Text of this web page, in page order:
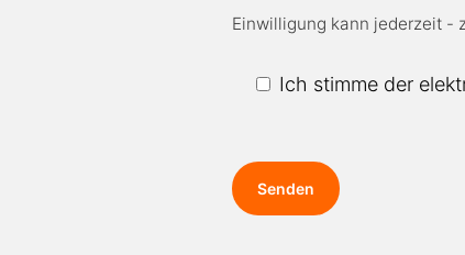
to
Einwilligung kann jederzeit -
Ich stimme der